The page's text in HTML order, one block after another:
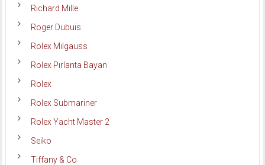
Richard Mille
Roger Dubuis
Rolex Milgauss
Rolex Pırlanta Bayan
Rolex
Rolex Submariner
Rolex Yacht Master 2
Seiko
Tiffany & Co